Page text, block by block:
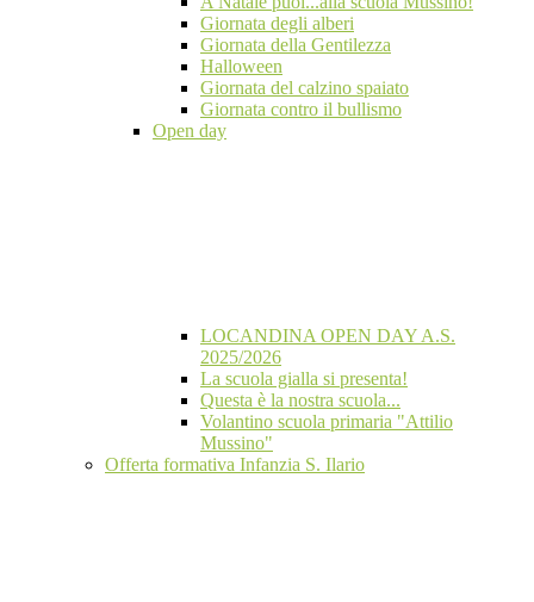
Giornata degli alberi
Giornata della Gentilezza
Halloween
Giornata del calzino spaiato
Giornata contro il bullismo
Open day
LOCANDINA OPEN DAY A.S.
2025/2026
La scuola gialla si presenta!
Questa è la nostra scuola...
Volantino scuola primaria "Attilio
Mussino"
Offerta formativa Infanzia S. Ilario